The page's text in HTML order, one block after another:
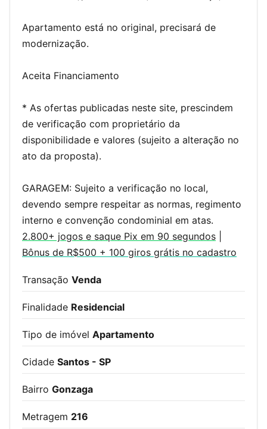
Apartamento está no original, precisará de
modernização.
Aceita Financiamento
* As ofertas publicadas neste site, prescindem
de verificação com proprietário da
disponibilidade e valores (sujeito a alteração no
ato da proposta).
GARAGEM: Sujeito a verificação no local,
devendo sempre respeitar as normas, regimento
interno e convenção condominial em atas.
2.800+ jogos e saque Pix em 90 segundos
Bônus de R$500 + 100 giros grátis no cadastro
Transação Venda
Finalidade Residencial
Tipo de imóvel Apartamento
Cidade Santos - SP
Bairro Gonzaga
Metragem 216